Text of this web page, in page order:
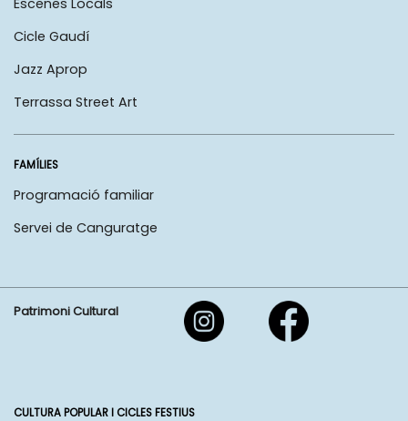
Escenes Locals
Cicle Gaudí
Jazz Aprop
Terrassa Street Art
FAMÍLIES
Programació familiar
Servei de Canguratge
Patrimoni Cultural
CULTURA POPULAR I CICLES FESTIUS